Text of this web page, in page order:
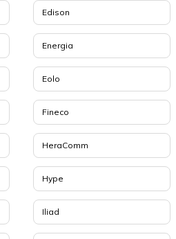
Edison
Energia
Eolo
Fineco
HeraComm
Hype
Iliad